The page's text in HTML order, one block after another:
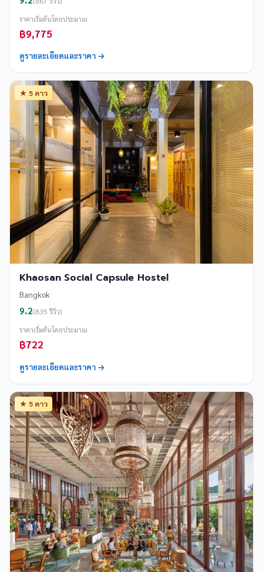
ราคาเริ่มต้นโดยประมาณ
฿9,775
ดูรายละเอียดและราคา →
★ 5 ดาว
Khaosan Social Capsule Hostel
Bangkok
9.2(835 รีวิว)
ราคาเริ่มต้นโดยประมาณ
฿722
ดูรายละเอียดและราคา →
★ 5 ดาว